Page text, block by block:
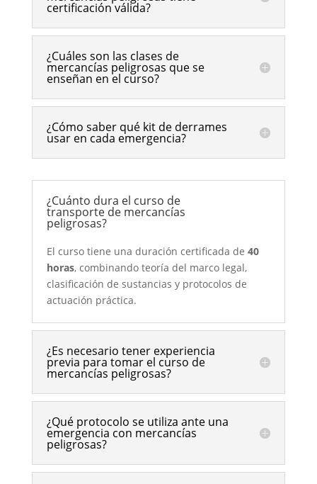
certificación válida?
¿Cuáles son las clases de
mercancías peligrosas que se
enseñan en el curso?
¿Cómo saber qué kit de derrames
usar en cada emergencia?
¿Cuánto dura el curso de
transporte de mercancías
peligrosas?
El curso tiene una duración certificada de 40
horas, combinando teoría del marco legal,
clasificación de sustancias y protocolos de
actuación práctica.
¿Es necesario tener experiencia
previa para tomar el curso de
mercancías peligrosas?
¿Qué protocolo se utiliza ante una
emergencia con mercancías
peligrosas?